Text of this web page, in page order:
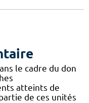
le cadre du don
atteints de
de ces unités